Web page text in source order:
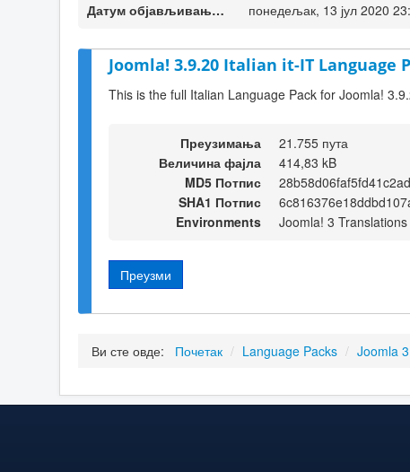
Датум објављивања верзије
понедељак, 13 јул 2020
Joomla! 3.9.20 Italian it-IT Language
This is the full Italian Language Pack for Joomla!
Преузимања
21.755 пута
Величина фајла
414,83 kB
MD5 Потпис
SHA1 Потпис
Environments
Joomla! 3 Translations
Преузми
Ви сте овде: Почетак / Language Packs / Joomla